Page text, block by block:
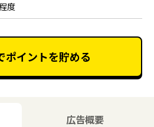
度
ポイントを貯める
広告概要